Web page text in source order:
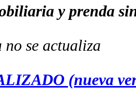
y prenda
no se actualiza
(nueva